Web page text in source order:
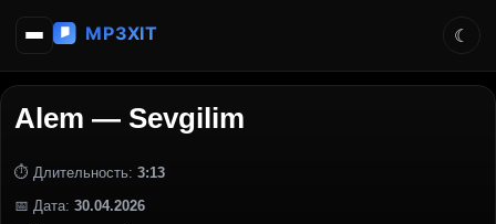
Alem — Sevgilim
⏱ Длительность: 3:13
📅 Дата: 30.04.2026